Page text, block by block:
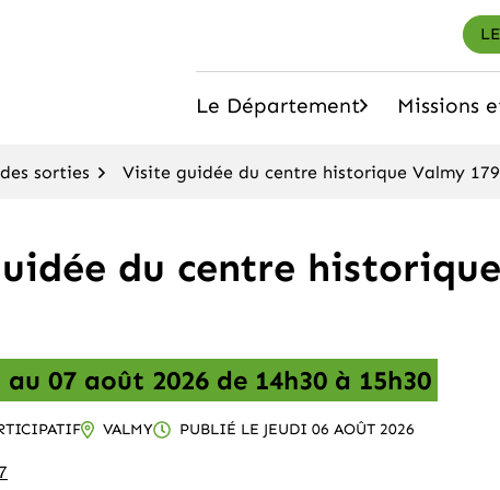
Le Département(ouvrir le sous-menu)
Missions
sorties Visite guidée du centre historique Valmy
du centre
au 07 août 2026 de 14h30 à 15h30
VALMY PUBLIÉ LE JEUDI 06 AOÛT 2026